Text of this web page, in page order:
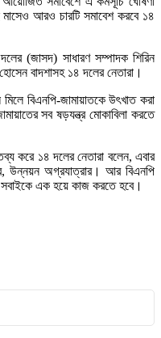
আরও চারটি সমাবেশ করবে ১৪
(জাসদ) সাধারণ সম্পাদক শিরিন
বাদশাসহ ১৪ দলের নেতারা।
বিএনপি-জামায়াতকে উৎখাত করা
সব ষড়যন্ত্র মোকাবিলা করতে
করে ১৪ দলের নেতারা বলেন, এবার
উন্নয়ন অগ্রযাত্রার। আর বিএনপি
সবাইকে এক হয়ে কাজ করতে হবে।